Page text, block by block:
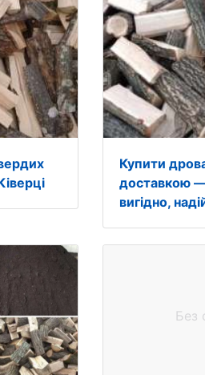
Купити
доставкою
вигідно,
Без